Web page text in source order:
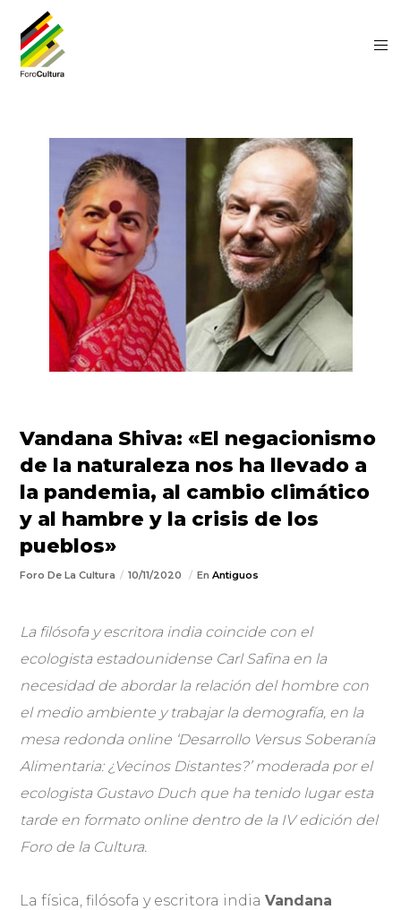
Vandana Shiva: «El negacionismo
de la naturaleza nos ha llevado a
la pandemia, al cambio climático
y al hambre y la crisis de los
pueblos»
Foro De La Cultura 10/11/2020 EnAntiguos
La filósofa y escritora india coincide con el
ecologista estadounidense Carl Safina en la
necesidad de abordar la relación del hombre con
el medio ambiente y trabajar la demografía, en la
mesa redonda online ‘Desarrollo Versus Soberanía
Alimentaria: ¿Vecinos Distantes?’ moderada por el
ecologista Gustavo Duch que ha tenido lugar esta
tarde en formato online dentro de la IV edición del
Foro de la Cultura.
La física, filósofa y escritora indiaVandana